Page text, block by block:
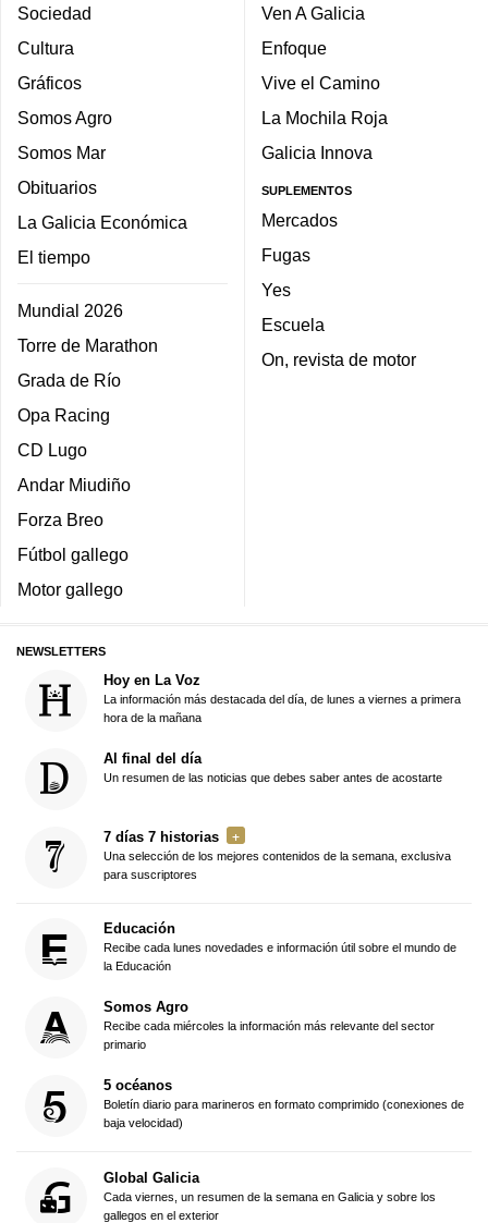
Sociedad
Cultura
Gráficos
Somos Agro
Somos Mar
Obituarios
La Galicia Económica
El tiempo
Mundial 2026
Torre de Marathon
Grada de Río
Opa Racing
CD Lugo
Andar Miudiño
Forza Breo
Fútbol gallego
Motor gallego
Ven A Galicia
Enfoque
Vive el Camino
La Mochila Roja
Galicia Innova
SUPLEMENTOS
Mercados
Fugas
Yes
Escuela
On, revista de motor
NEWSLETTERS
Hoy en La Voz
La información más destacada del día, de lunes a viernes a primera
hora de la mañana
Al final del día
Un resumen de las noticias que debes saber antes de acostarte
7 días 7 historias
Una selección de los mejores contenidos de la semana, exclusiva
para suscriptores
Educación
Recibe cada lunes novedades e información útil sobre el mundo de
la Educación
Somos Agro
Recibe cada miércoles la información más relevante del sector
primario
5 océanos
Boletín diario para marineros en formato comprimido (conexiones de
baja velocidad)
Global Galicia
Cada viernes, un resumen de la semana en Galicia y sobre los
gallegos en el exterior